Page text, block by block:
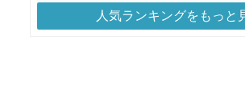
人気ランキングをもっと